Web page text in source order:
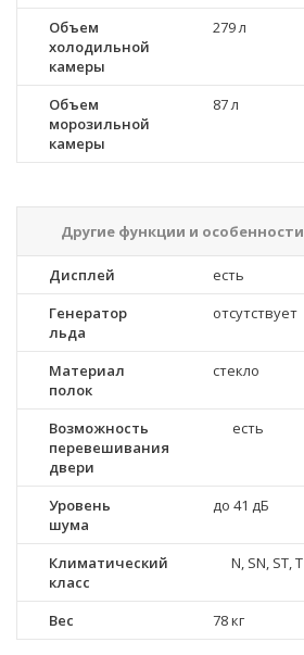
Объем
холодильной
камеры
279 л
Объем
морозильной
камеры
87 л
Другие функции и особенности
Дисплей
есть
Генератор
льда
отсутствует
Материал
полок
стекло
Возможность
перевешивания
двери
есть
Уровень
шума
до 41 дБ
Климатический
класс
N, SN, ST, T
Вес 78 кг